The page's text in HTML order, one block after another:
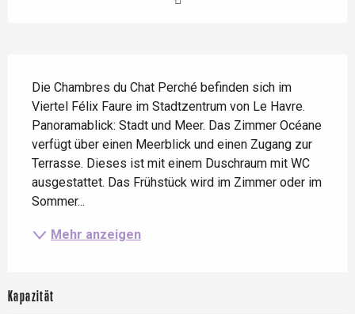
Die Chambres du Chat Perché befinden sich im
Viertel Félix Faure im Stadtzentrum von Le Havre.
Panoramablick: Stadt und Meer. Das Zimmer Océane
verfügt über einen Meerblick und einen Zugang zur
Terrasse. Dieses ist mit einem Duschraum mit WC
ausgestattet. Das Frühstück wird im Zimmer oder im
Sommer...
Mehr anzeigen
Kapazität